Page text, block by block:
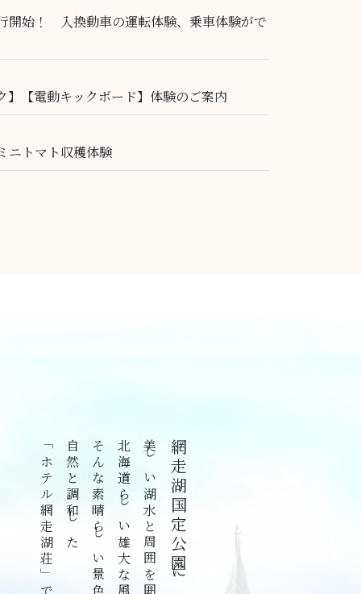
開始！ 入換動車の運転体験、乗車体験がで
】【電動キックボード】体験のご案内
トマト収穫体験
網走湖国定公園には、
自然と調和した
「ホテル網走湖荘」です。